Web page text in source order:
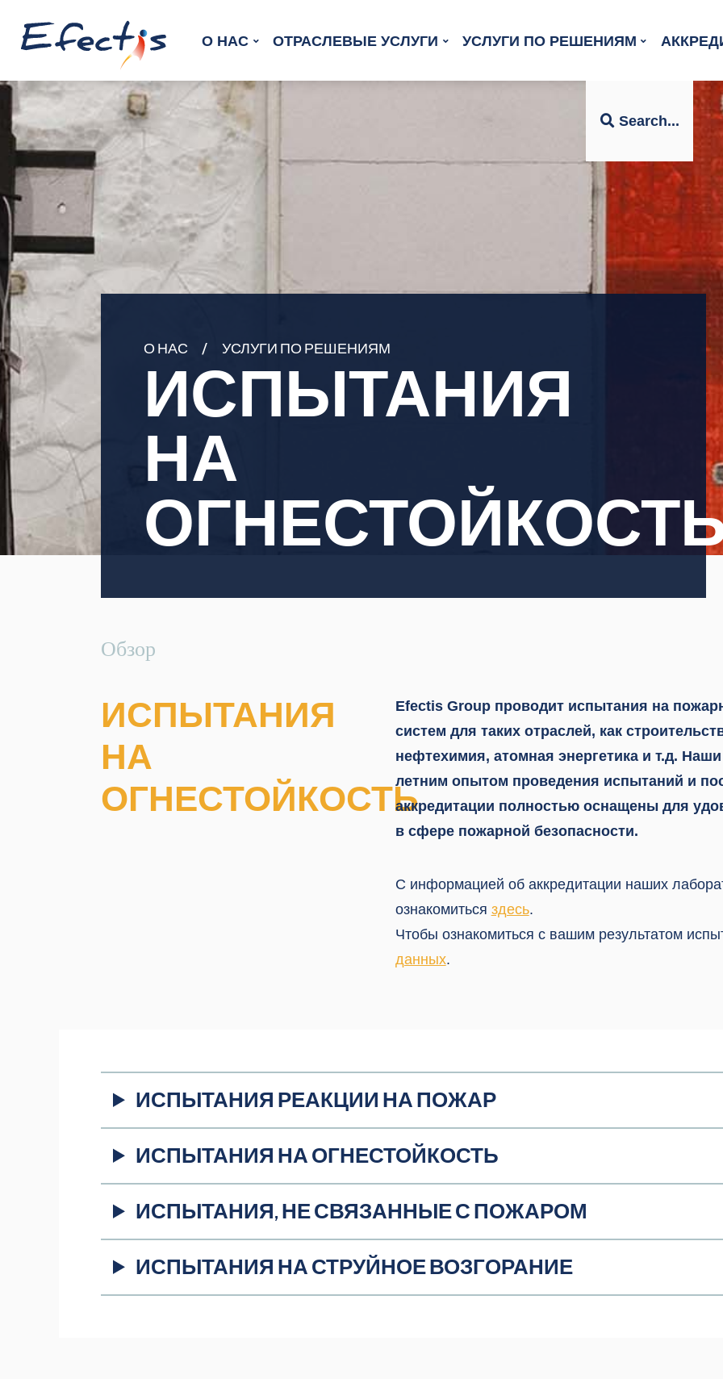
Search...
О HAC ОТРАСЛЕВЫЕ УСЛУГИ УСЛУГИ ПО РЕШЕНИЯМ
О НАС УСЛУГИ ПО РЕШЕНИЯМ
ИСПЫТАНИЯ
НА
Обзор
ИСПЫТАНИЯ
НА
ОГНЕСТОЙКОСТЬ
Efectis Group проводит испытания на
систем для таких отраслей, как
нефтехимия, атомная энергетика и т.д.
летним опытом проведения испытаний и
аккредитации полностью оснащены для
в сфере пожарной безопасности.
С информацией об аккредитации наших
ознакомиться здесь.
Чтобы ознакомиться с вашим результатом
данных.
ИСПЫТАНИЯ РЕАКЦИИ НА ПОЖАР
ИСПЫТАНИЯ НА ОГНЕСТОЙКОСТЬ
ИСПЫТАНИЯ, НЕ СВЯЗАННЫЕ С ПОЖАРОМ
ИСПЫТАНИЯ НА СТРУЙНОЕ ВОЗГОРАНИЕ